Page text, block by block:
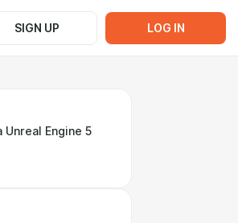
SIGN UP LOG IN
Unreal Engine 5